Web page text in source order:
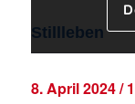
Stillleben
8. April 2024 /